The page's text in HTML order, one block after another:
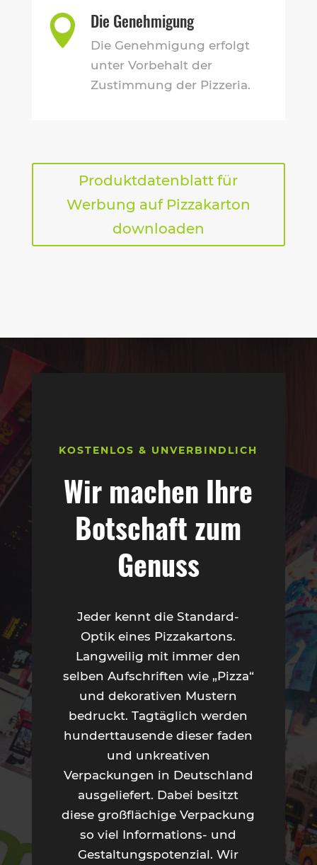
 Die Genehmigung
Die Genehmigung erfolgt
unter Vorbehalt der
Zustimmung der Pizzeria.
Produktdatenblatt für
Werbung auf Pizzakarton
downloaden
KOSTENLOS & UNVERBINDLICH
Wir machen Ihre
Botschaft zum
Genuss
Jeder kennt die Standard-
Optik eines Pizzakartons.
Langweilig mit immer den
selben Aufschriften wie „Pizza“
und dekorativen Mustern
bedruckt. Tagtäglich werden
hunderttausende dieser faden
und unkreativen
Verpackungen in Deutschland
ausgeliefert. Dabei besitzt
diese großflächige Verpackung
so viel Informations- und
Gestaltungspotenzial. Wir